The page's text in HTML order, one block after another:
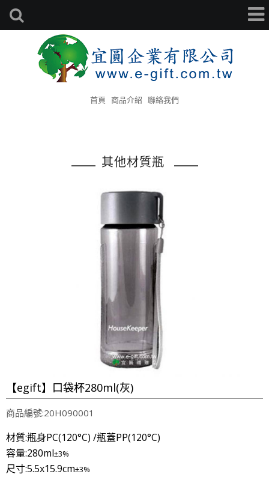
首頁 商品介紹 聯絡我們
其他材質瓶
【egift】口袋杯280ml(灰)
商品編號:20H090001
材質:瓶身PC(120°C) /瓶蓋PP(120°C)
容量:280ml±3%
尺寸:5.5x15.9cm±3%